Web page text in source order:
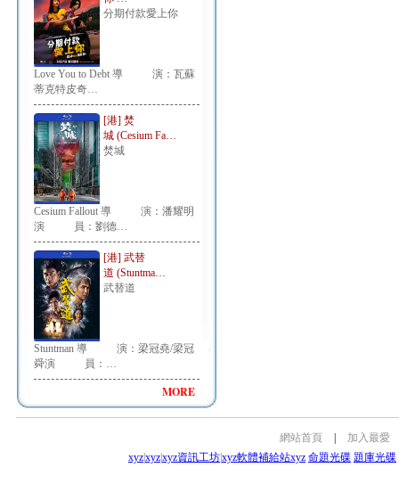
分期付款愛上你
Love You to Debt 導 演：瓦蘇
蒂克特皮奇…
[港] 焚
城 (Cesium Fa…
焚城
Cesium Fallout 導 演：潘耀明
演 員：劉德…
[港] 武替
道 (Stuntma…
武替道
Stuntman 導 演：梁冠堯/梁冠
舜演 員：…
MORE
網站首頁
加入最愛
xyzxyzxyz資訊工坊xyz軟體補給站xyz 命題光碟 題庫光碟